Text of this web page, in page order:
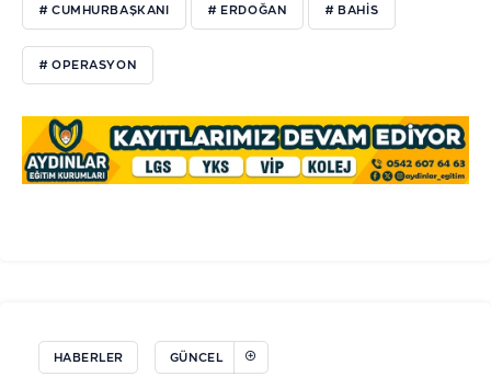
# CUMHURBAŞKANI # ERDOĞAN # BAHİS
# OPERASYON
HABERLER GÜNCEL